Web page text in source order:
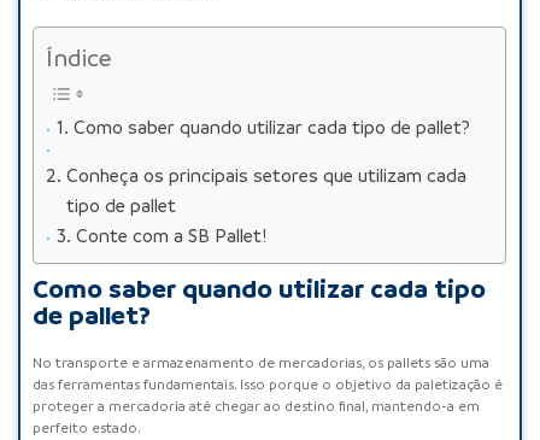
Índice
Como saber quando utilizar cada tipo de pallet?
Conheça os principais setores que utilizam cada
tipo de pallet
Conte com a SB Pallet!
Como saber quando utilizar cada tipo
de pallet?
No transporte e armazenamento de mercadorias, os pallets são uma
das ferramentas fundamentais. Isso porque o objetivo da paletização é
proteger a mercadoria até chegar ao destino final, mantendo-a em
perfeito estado.